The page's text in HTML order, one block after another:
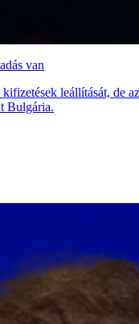
van
leállítását, de
Bulgária.